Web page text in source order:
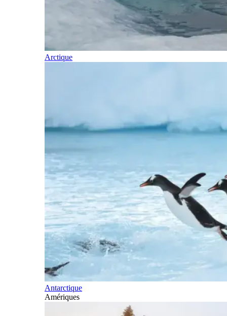
Arctique
Antarctique
Amériques